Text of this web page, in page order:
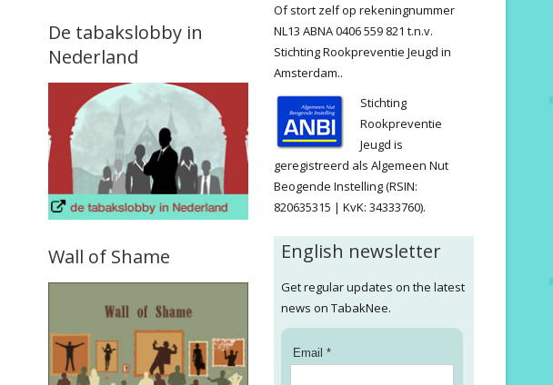
De tabakslobby in
Nederland
Wall of Shame
Of stort zelf op rekeningnummer
NL13 ABNA 0406 559 821 t.n.v.
Stichting Rookpreventie Jeugd in
Amsterdam..
Stichting
Rookpreventie
Jeugd is
geregistreerd als Algemeen Nut
Beogende Instelling (RSIN:
820635315 | KvK: 34333760).
English newsletter
Get regular updates on the latest
news on TabakNee.
Email *